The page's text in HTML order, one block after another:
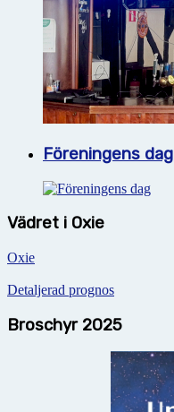
Föreningens dag
Vädret i Oxie
Oxie
Detaljerad prognos
Broschyr 2025